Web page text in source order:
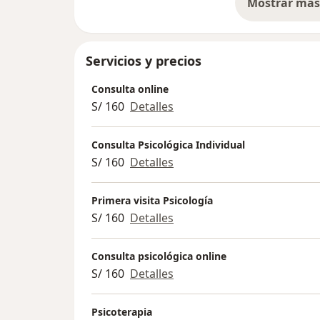
Mostrar
Servicios y precios
Consulta online
S/ 160 Detalles
Consulta Psicológica Individual
S/ 160 Detalles
Primera visita Psicología
S/ 160 Detalles
Consulta psicológica online
S/ 160 Detalles
Psicoterapia